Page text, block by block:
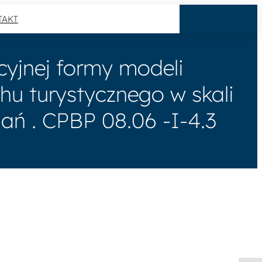
formy modeli
turystycznego w skali
. CPBP 08.06 -I-4.3